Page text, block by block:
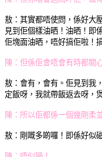
敖： 其實都唔使問， 係好大
見到佢個樣油晒！ 油晒！ 即
佢塊面油晒， 唔好搞佢啦！
陳：但係佢會唔會有時都關
敖： 會有，會有。 佢見到我，
定飯呀， 我就帶飯返去呀，
陳：所以佢都係一個幾剛柔
敖： 剛嘅多啲囉！ 即係好似